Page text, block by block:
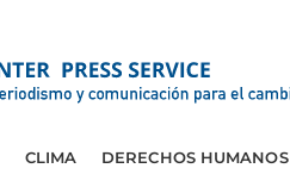
CLIMA DERECHOS HUMANOS